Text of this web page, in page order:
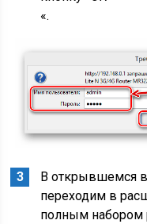
«.
В открывшемся
переходим в
полным набором